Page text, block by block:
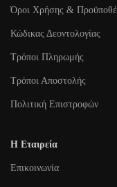
Όροι Χρήσης &
Κώδικας Δεοντολογίας
Τρόποι Πληρωμής
Τρόποι Αποστολής
Πολιτική Επιστροφών
Η Εταιρεία
Επικοινωνία